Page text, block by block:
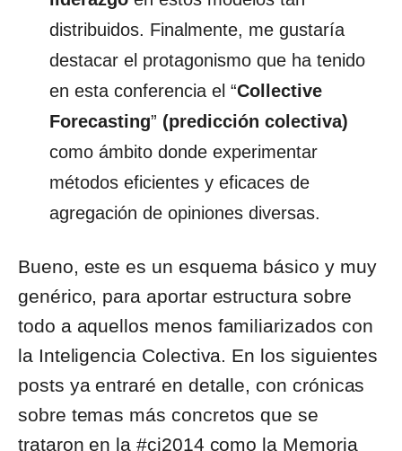
distribuidos. Finalmente, me gustaría
destacar el protagonismo que ha tenido
en esta conferencia el “Collective
Forecasting” (predicción colectiva)
como ámbito donde experimentar
métodos eficientes y eficaces de
agregación de opiniones diversas.
Bueno, este es un esquema básico y muy
genérico, para aportar estructura sobre
todo a aquellos menos familiarizados con
la Inteligencia Colectiva. En los siguientes
posts ya entraré en detalle, con crónicas
sobre temas más concretos que se
trataron en la #ci2014 como la Memoria